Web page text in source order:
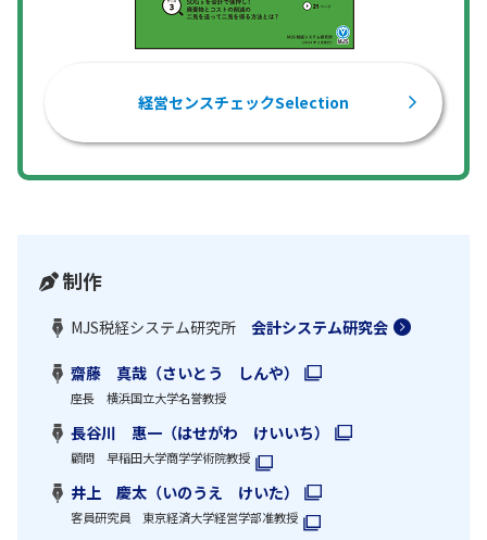
経営センスチェックSelection
制作
MJS税経システム研究所 会計システム研究会
齋藤 真哉（さいとう しんや）
座長 横浜国立大学名誉教授
長谷川 惠一（はせがわ けいいち）
顧問 早稲田大学商学学術院教授
井上 慶太（いのうえ けいた）
客員研究員 東京経済大学経営学部准教授